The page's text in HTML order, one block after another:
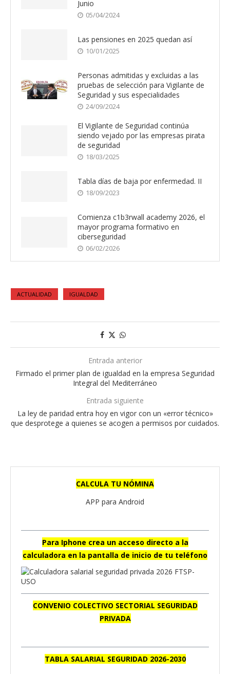
Junio
05/04/2024
Las pensiones en 2025 quedan así
10/01/2025
Personas admitidas y excluidas a las
pruebas de selección para Vigilante de
Seguridad y sus especialidades
24/09/2024
El Vigilante de Seguridad continúa
siendo vejado por las empresas pirata
de seguridad
18/03/2025
Tabla días de baja por enfermedad. II
18/09/2023
Comienza c1b3rwall academy 2026, el
mayor programa formativo en
ciberseguridad
06/02/2026
ACTUALIDAD IGUALDAD
Entrada anterior
Firmado el primer plan de igualdad en la empresa Seguridad
Integral del Mediterráneo
Entrada siguiente
La ley de paridad entra hoy en vigor con un «error técnico»
que desprotege a quienes se acogen a permisos por cuidados.
CALCULA TU NÓMINA
APP para Android
Para Iphone crea un acceso directo a la
calculadora en la pantalla de inicio de tu teléfono
CONVENIO COLECTIVO SECTORIAL SEGURIDAD
PRIVADA
TABLA SALARIAL SEGURIDAD 2026-2030